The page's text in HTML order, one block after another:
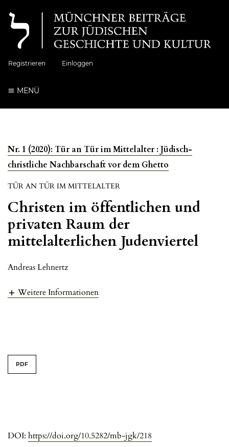
Registrieren Einloggen
MENÜ
Nr. 1 (2020): Tür an Tür im Mittelalter : Jüdisch-
christliche Nachbarschaft vor dem Ghetto
TÜR AN TÜR IM MITTELALTER
Christen im öffentlichen und
privaten Raum der
mittelalterlichen Judenviertel
Andreas Lehnertz
Weitere Informationen
PDF
DOI: https://doi.org/10.5282/mb-jgk/218